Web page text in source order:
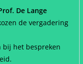
De Lange
de vergadering
bij het bespreken